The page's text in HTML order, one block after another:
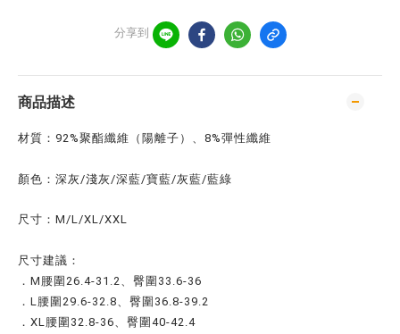
分享到
商品描述
材質：92%聚酯纖維（陽離子）、8%彈性纖維
顏色：深灰/淺灰/深藍/寶藍/灰藍/藍綠
尺寸：M/L/XL/XXL
尺寸建議：
． M腰圍26.4-31.2、臀圍33.6-36
． L腰圍29.6-32.8、臀圍36.8-39.2
． XL腰圍32.8-36、臀圍40-42.4